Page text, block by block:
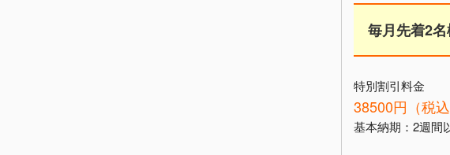
毎月先着2
特別割引料金
38500円（税
基本納期：2週間